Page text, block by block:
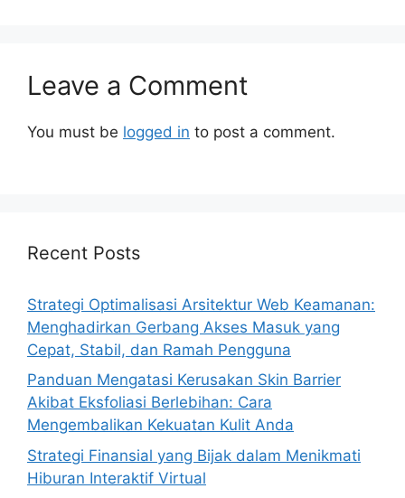
Leave a Comment
You must be logged in to post a comment.
Recent Posts
Strategi Optimalisasi Arsitektur Web Keamanan:
Menghadirkan Gerbang Akses Masuk yang
Cepat, Stabil, dan Ramah Pengguna
Panduan Mengatasi Kerusakan Skin Barrier
Akibat Eksfoliasi Berlebihan: Cara
Mengembalikan Kekuatan Kulit Anda
Strategi Finansial yang Bijak dalam Menikmati
Hiburan Interaktif Virtual